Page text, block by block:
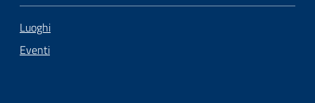
Luoghi
Eventi